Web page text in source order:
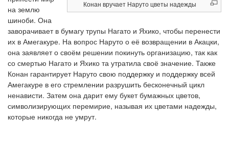
Конан вручает Наруто цветы надежды
на землю
шиноби. Она
заворачивает в бумагу трупы Нагато и Яхико, чтобы перенести
их в Амегакуре. На вопрос Наруто о её возвращении в Акацки,
она заявляет о своём решении покинуть организацию, так как
со смертью Нагато и Яхико та утратила своё значение. Также
Конан гарантирует Наруто свою поддержку и поддержку всей
Амегакуре в его стремлении разрушить бесконечный цикл
ненависти. Затем она дарит ему букет бумажных цветов,
символизирующих перемирие, называя их цветами надежды,
которые никогда не умрут.